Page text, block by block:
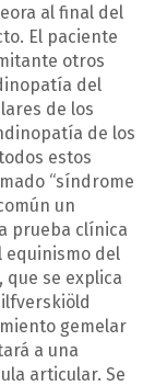
al final del
El paciente
otros
del
de los
de los
estos
“síndrome
un
prueba clínica
equinismo del
, que se explica
gemelar
a una
articular. Se